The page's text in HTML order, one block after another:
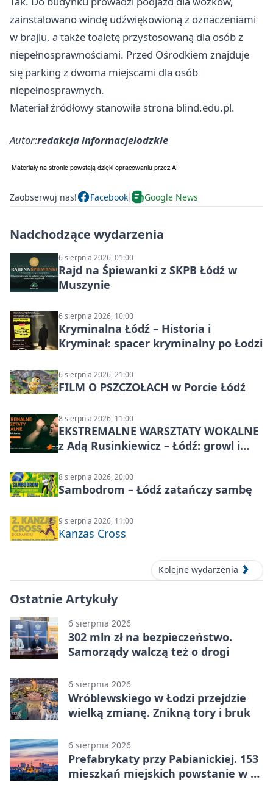
zainstalowano windę udźwiękowioną z oznaczeniami
w brajlu, a także toaletę przystosowaną dla osób z
niepełnosprawnościami. Przed Ośrodkiem znajduje
się parking z dwoma miejscami dla osób
niepełnosprawnych.
Materiał źródłowy stanowiła strona blind.edu.pl.
Autor:redakcja informacjelodzkie
Zaobserwuj nas! Facebook Google News
Nadchodzące wydarzenia
6 sierpnia 2026, 01:00
Rajd na Śpiewanki z SKPB Łódź w
Muszynie
6 sierpnia 2026, 10:00
Kryminalna Łódź – Historia i
Kryminał: spacer kryminalny po Łodzi
6 sierpnia 2026, 21:00
FILM O PSZCZOŁACH w Porcie Łódź
8 sierpnia 2026, 11:00
EKSTREMALNE WARSZTATY WOKALNE
z Adą Rusinkiewicz – Łódź: growl i
8 sierpnia 2026, 20:00
Sambodrom – Łódź zatańczy sambę
9 sierpnia 2026, 11:00
Kanzas Cross
Kolejne wydarzenia
Ostatnie Artykuły
6 sierpnia 2026
302 mln zł na bezpieczeństwo.
Samorządy walczą też o drogi
6 sierpnia 2026
Wróblewskiego w Łodzi przejdzie
wielką zmianę. Znikną tory i bruk
6 sierpnia 2026
Prefabrykaty przy Pabianickiej. 153
mieszkań miejskich powstanie w 15